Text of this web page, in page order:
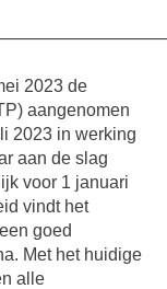
2023 de
aangenomen
2023 in werking
aan de slag
voor 1 januari
vindt het
goed
Met het huidige
alle